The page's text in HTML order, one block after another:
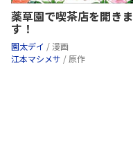
薬草園で喫茶店を開きま
す！
園太デイ / 漫画
江本マシメサ / 原作